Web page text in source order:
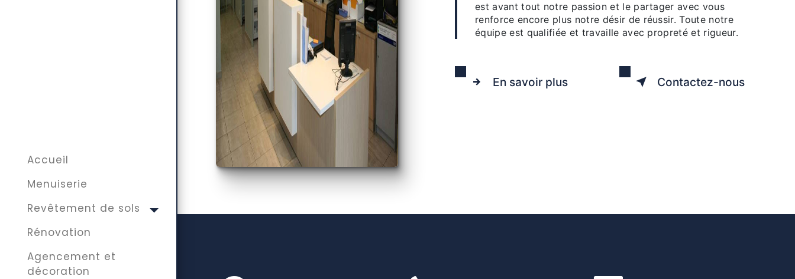
Accueil
Menuiserie
Revêtement de sols
Rénovation
Agencement et
décoration
est avant tout notre passion et le partager avec vous
renforce encore plus notre désir de réussir. Toute notre
équipe est qualifiée et travaille avec propreté et rigueur.
En savoir plus Contactez-nous